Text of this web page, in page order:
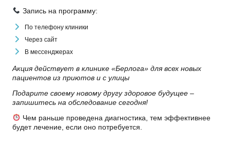
Запись на программу:
По телефону клиники
Через сайт
В мессенджерах
Акция действует в клинике «Берлога» для всех новых
пациентов из приютов и с улицы
Подарите своему новому другу здоровое будущее –
запишитесь на обследование сегодня!
Чем раньше проведена диагностика, тем эффективнее
будет лечение, если оно потребуется.